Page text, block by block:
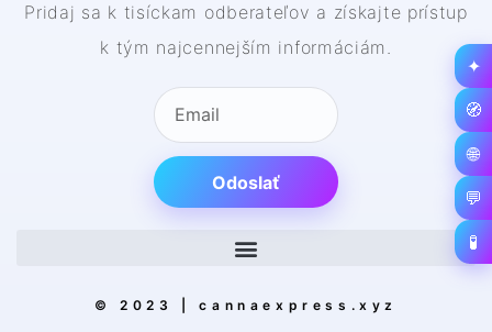
Pridaj sa k tisíckam odberateľov a získajte prístup
k tým najcennejším informáciám.
Odoslať
© 2023 | cannaexpress.xyz
✦
🧭
🌐
💬
🧪